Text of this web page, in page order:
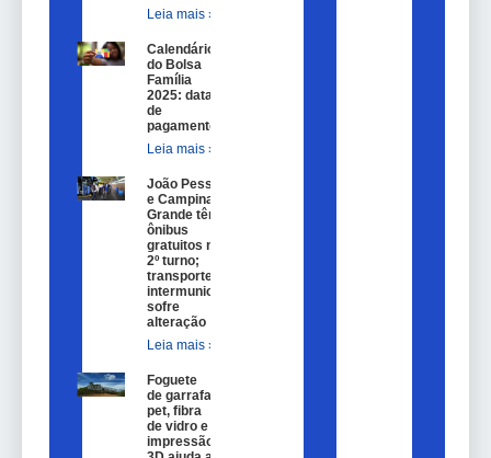
Leia mais »
Calendário
do Bolsa
Família
2025: datas
de
pagamento.
Leia mais »
João Pessoa
e Campina
Grande têm
ônibus
gratuitos no
2º turno;
transporte
intermunicipal
sofre
alteração
Leia mais »
Foguete
de garrafa
pet, fibra
de vidro e
impressão